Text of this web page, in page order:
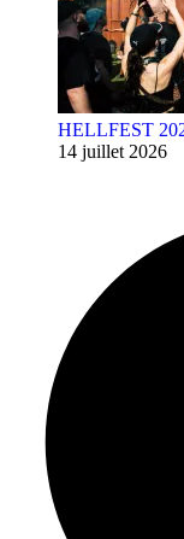
HELLFEST
14 juillet 2026